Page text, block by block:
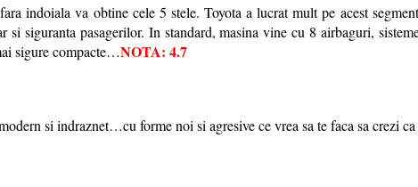
indoiala va obtine cele 5 stele. Toyota a lucrat mult pe acest
si siguranta pasagerilor. In standard, masina vine cu 8 airbaguri,
sigure compacte…NOTA: 4.7
si indraznet…cu forme noi si agresive ce vrea sa te faca sa crezi